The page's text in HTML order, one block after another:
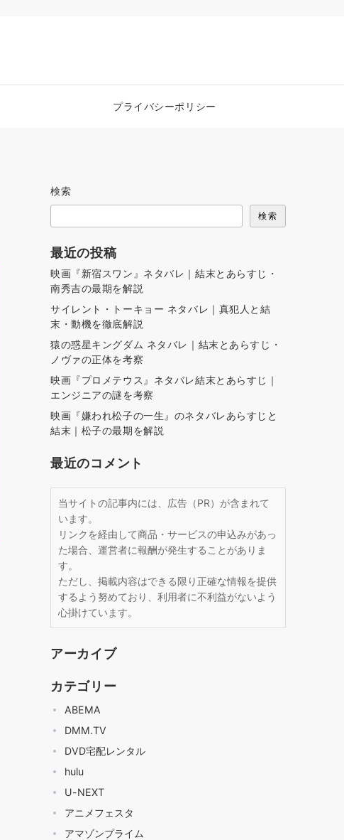
プライバシーポリシー
検索
検索
最近の投稿
映画『新宿スワン』ネタバレ｜結末とあらすじ・
南秀吉の最期を解説
サイレント・トーキョー ネタバレ｜真犯人と結
末・動機を徹底解説
猿の惑星キングダム ネタバレ｜結末とあらすじ・
ノヴァの正体を考察
映画『プロメテウス』ネタバレ結末とあらすじ｜
エンジニアの謎を考察
映画『嫌われ松子の一生』のネタバレあらすじと
結末｜松子の最期を解説
最近のコメント
当サイトの記事内には、広告（PR）が含まれて
います。
リンクを経由して商品・サービスの申込みがあっ
た場合、運営者に報酬が発生することがありま
す。
ただし、掲載内容はできる限り正確な情報を提供
するよう努めており、利用者に不利益がないよう
心掛けています。
アーカイブ
カテゴリー
ABEMA
DMM.TV
DVD宅配レンタル
hulu
U-NEXT
アニメフェスタ
アマゾンプライム